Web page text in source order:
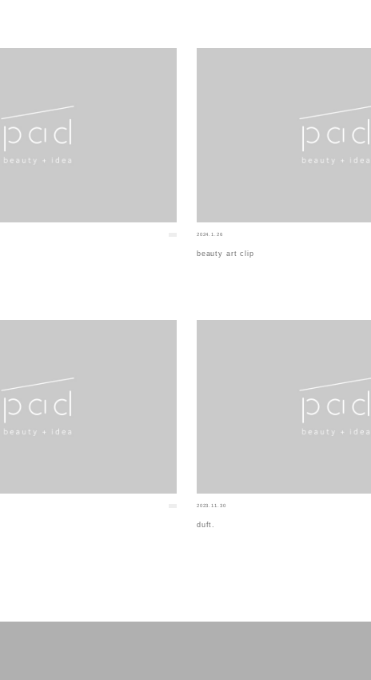
2024.1.26
beauty art clip
2023.11.30
duft.